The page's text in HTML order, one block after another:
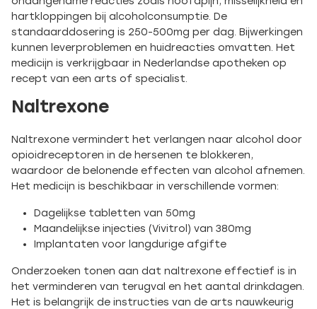
hartkloppingen bij alcoholconsumptie. De
standaarddosering is 250-500mg per dag. Bijwerkingen
kunnen leverproblemen en huidreacties omvatten. Het
medicijn is verkrijgbaar in Nederlandse apotheken op
recept van een arts of specialist.
Naltrexone
Naltrexone vermindert het verlangen naar alcohol door
opioidreceptoren in de hersenen te blokkeren,
waardoor de belonende effecten van alcohol afnemen.
Het medicijn is beschikbaar in verschillende vormen:
Dagelijkse tabletten van 50mg
Maandelijkse injecties (Vivitrol) van 380mg
Implantaten voor langdurige afgifte
Onderzoeken tonen aan dat naltrexone effectief is in
het verminderen van terugval en het aantal drinkdagen.
Het is belangrijk de instructies van de arts nauwkeurig